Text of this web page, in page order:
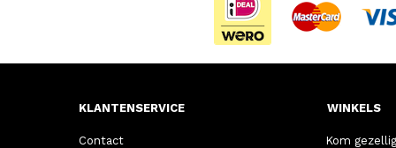
KLANTENSERVICE
Contact
WINKELS
Kom